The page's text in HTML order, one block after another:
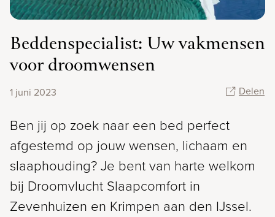
Beddenspecialist: Uw vakmensen
voor droomwensen
1 juni 2023 Delen
Ben jij op zoek naar een bed perfect
afgestemd op jouw wensen, lichaam en
slaaphouding? Je bent van harte welkom
bij Droomvlucht Slaapcomfort in
Zevenhuizen en Krimpen aan den IJssel.